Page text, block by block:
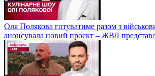
Оля Полякова готуватиме разом з
анонсувала новий проєкт – ЖВЛ